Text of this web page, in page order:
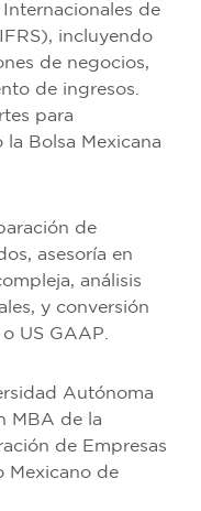
de
incluyendo
de negocios,
de ingresos.
para
Bolsa Mexicana
de
asesoría en
análisis
y conversión
US GAAP.
Autónoma
MBA de la
de Empresas
Mexicano de